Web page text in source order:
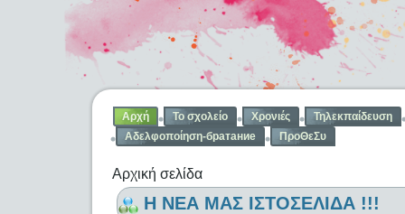
Αρχή Το σχολείο Χρονιές
Τηλεκπαίδευση
Αδελφοποίηση-братание
ΠροΘεΣυ
Αρχική σελίδα
Η ΝΕΑ ΜΑΣ ΙΣΤΟΣΕΛΙΔΑ !!!